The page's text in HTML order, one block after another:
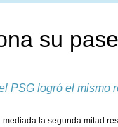
su
PSG logró el mismo
mediada la segunda mitad